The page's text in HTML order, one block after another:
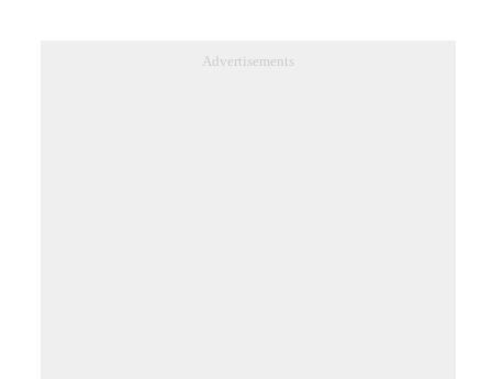
Advertisements